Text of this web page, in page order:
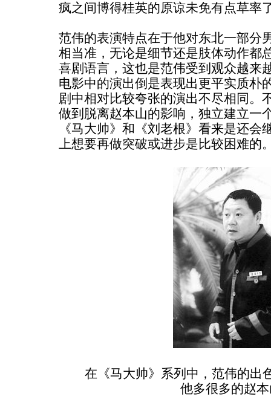
疯之间博得桂英的原谅未免有点草率
范伟的表演特点在于他对东北一部分
相当准，无论是细节还是肢体动作都
喜剧语言，这也是范伟受到观众越来
电影中的演出倒是表现出更平实质朴
剧中相对比较夸张的演出不尽相同。
做到脱离赵本山的影响，独立建立一
《马大帅》和《刘老根》看来是还会
上想要再做突破或进步是比较困难的
在《马大帅》系列中，范伟的出
他多很多的赵